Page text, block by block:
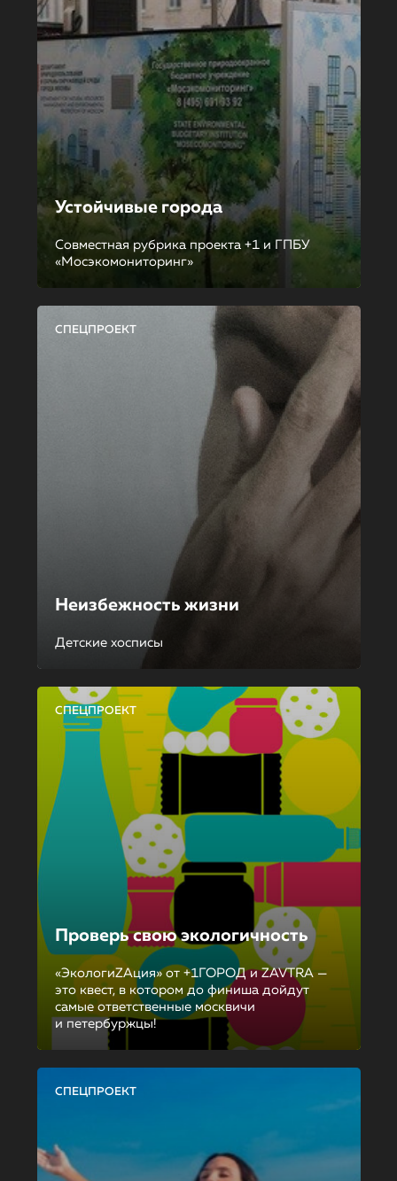
Устойчивые города
Совместная рубрика проекта +1 и ГПБУ
«Мосэкомониторинг»
СПЕЦПРОЕКТ
Неизбежность жизни
Детские хосписы
СПЕЦПРОЕКТ
Проверь свою экологичность
«ЭкологиZAция» от +1ГОРОД и ZAVTRA —
это квест, в котором до финиша дойдут
самые ответственные москвичи
и петербуржцы!
СПЕЦПРОЕКТ